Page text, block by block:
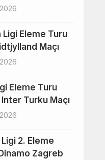
Ligi Eleme Turu
Maçı
Eleme Turu
Turku Maçı
2. Eleme
Zagreb